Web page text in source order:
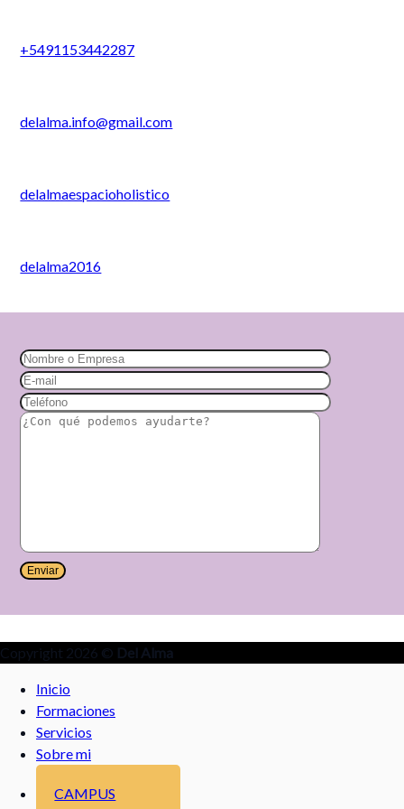
+5491153442287
delalma.info@gmail.com
delalmaespacioholistico
delalma2016
Copyright 2026 © Del Alma
Inicio
Formaciones
Servicios
Sobre mi
CAMPUS